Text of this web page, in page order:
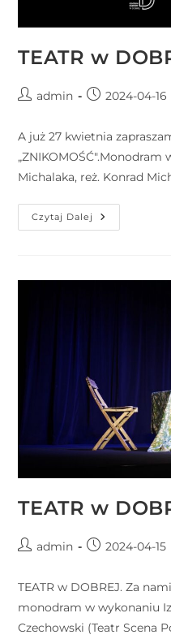
TEATR w
admin 2024-04-16
A już 27 kwietnia
„ZNIKOMOŚĆ".Monodram
Michalaka, reż. Konrad
Czytaj Dalej
TEATR w
admin 2024-04-15
TEATR w DOBREJ. Za
monodram w wykonaniu
Czechowski (Teatr Scena